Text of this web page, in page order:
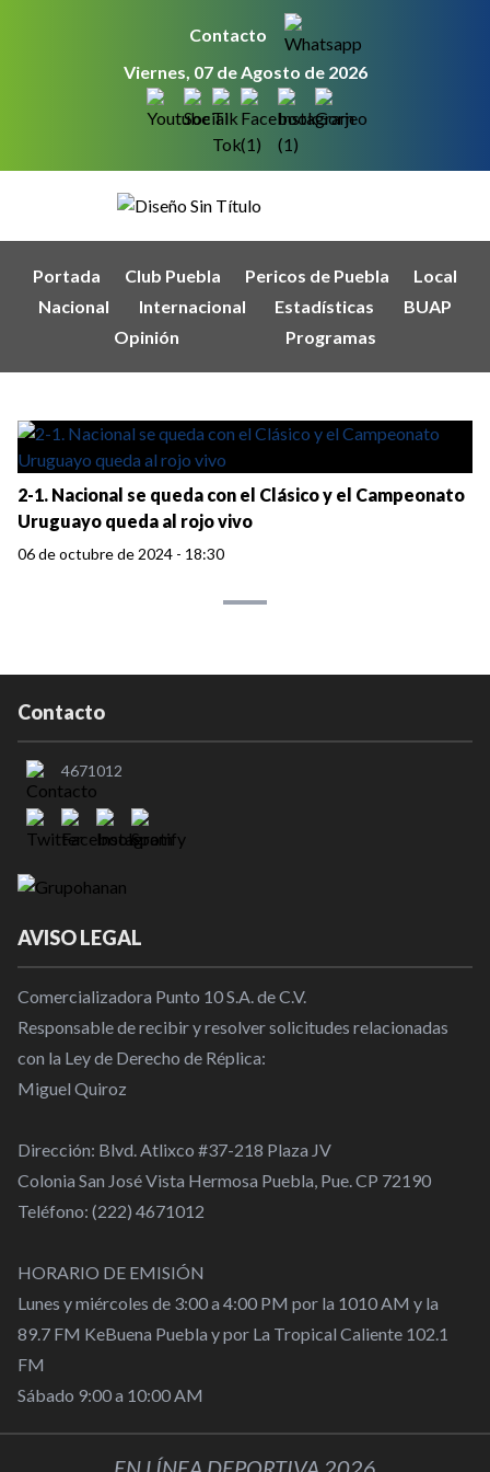
Contacto
Viernes, 07 de Agosto de 2026
Portada Club Puebla Pericos de Puebla
Local
Nacional
Internacional Estadísticas
BUAP
Opinión
Programas
2-1. Nacional se queda con el Clásico y el Campeonato
Uruguayo queda al rojo vivo
06 de octubre de 2024 - 18:30
Contacto
4671012
AVISO LEGAL
Comercializadora Punto 10 S.A. de C.V.
Responsable de recibir y resolver solicitudes relacionadas
con la Ley de Derecho de Réplica:
Miguel Quiroz
Dirección: Blvd. Atlixco #37-218 Plaza JV
Colonia San José Vista Hermosa Puebla, Pue. CP 72190
Teléfono: (222) 4671012
HORARIO DE EMISIÓN
Lunes y miércoles de 3:00 a 4:00 PM por la 1010 AM y la
89.7 FM KeBuena Puebla y por La Tropical Caliente 102.1
FM
Sábado 9:00 a 10:00 AM